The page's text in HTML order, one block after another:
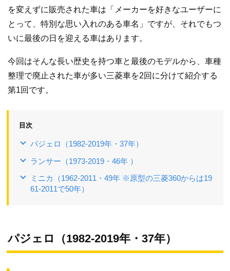
を変えずに販売された車は「メーカーを好きなユーザーに
とって、特別な思い入れのある車名」ですが、それでもつ
いに最後の日を迎える車はあります。
今回はそんな長い歴史を持つ車と最後のモデルから、車種
整理で廃止された車が多い三菱車を2回に分けて紹介する
第1回です。
目次
パジェロ（1982-2019年・37年）
ランサー（1973-2019・46年 ）
ミニカ（1962-2011・49年 ※原型の三菱360からは19
61-2011で50年）
パジェロ（1982-2019年・37年）